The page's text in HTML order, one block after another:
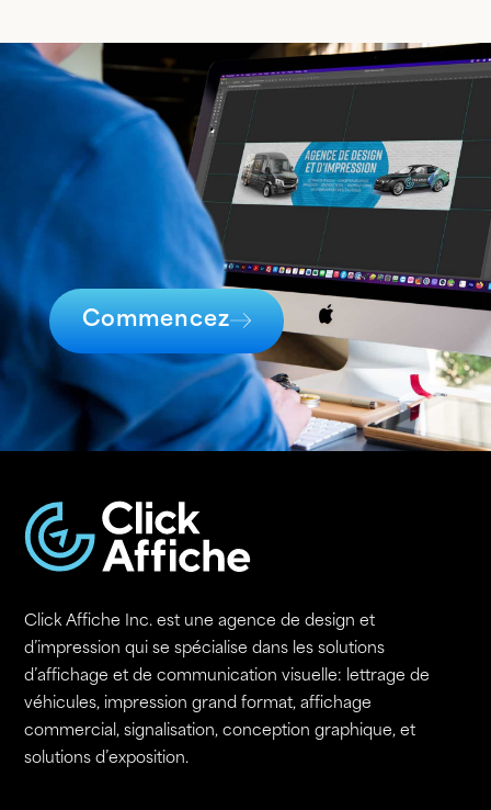
Commencez
Click Affiche Inc. est une agence de design et
d’impression qui se spécialise dans les solutions
d’affichage et de communication visuelle: lettrage de
véhicules, impression grand format, affichage
commercial, signalisation, conception graphique, et
solutions d’exposition.